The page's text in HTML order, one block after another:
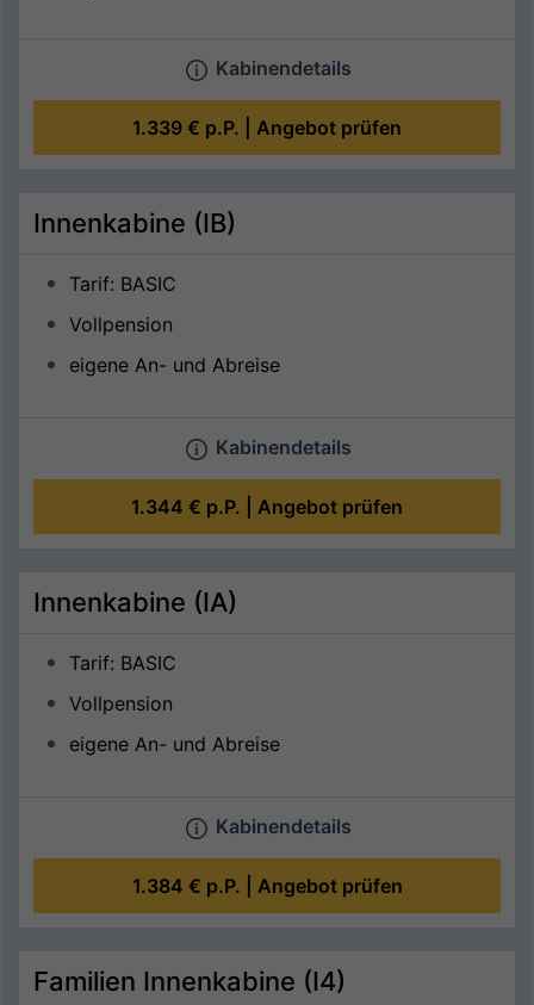
Kabinendetails
1.339 € p.P. | Angebot prüfen
Innenkabine (IB)
Tarif: BASIC
Vollpension
eigene An- und Abreise
Kabinendetails
1.344 € p.P. | Angebot prüfen
Innenkabine (IA)
Tarif: BASIC
Vollpension
eigene An- und Abreise
Kabinendetails
1.384 € p.P. | Angebot prüfen
Familien Innenkabine (I4)